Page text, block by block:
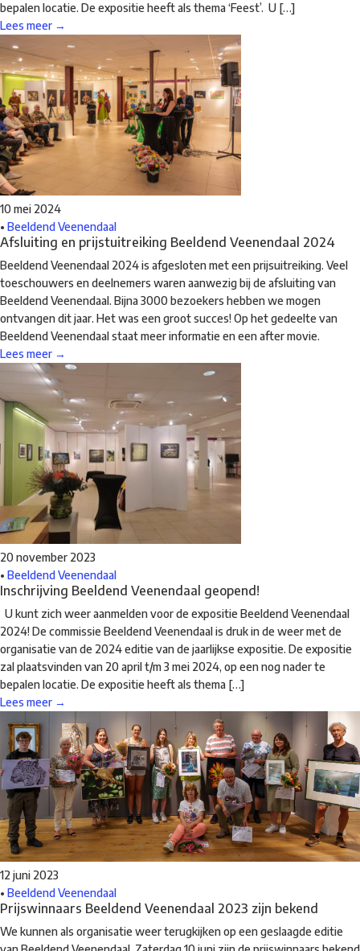
bepalen locatie. De expositie heeft als thema ‘Feest’. U […]
Lees meer →
10 mei 2024
• Beeldend Veenendaal
Afsluiting en prijstuitreiking Beeldend Veenendaal 2024
Beeldend Veenendaal 2024 is afgesloten met een prijsuitreiking. Veel
toeschouwers en deelnemers waren aanwezig bij de afsluiting van
Beeldend Veenendaal. Bijna 3000 bezoekers hebben we mogen
ontvangen dit jaar. Het was een groot succes! Op het gedeelte van
Beeldend Veenendaal staat meer informatie en een after movie.
Lees meer →
20 november 2023
• Beeldend Veenendaal
Inschrijving Beeldend Veenendaal geopend!
U kunt zich weer aanmelden voor de expositie Beeldend Veenendaal
2024! De commissie Beeldend Veenendaal is druk in de weer met de
organisatie van de 2024 editie van de jaarlijkse expositie. De expositie
zal plaatsvinden van 20 april t/m 3 mei 2024, op een nog nader te
bepalen locatie. De expositie heeft als thema […]
Lees meer →
12 juni 2023
• Beeldend Veenendaal
Prijswinnaars Beeldend Veenendaal 2023 zijn bekend
We kunnen als organisatie weer terugkijken op een geslaagde editie